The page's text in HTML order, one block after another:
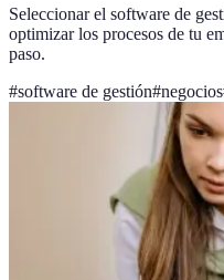
Seleccionar el software de
optimizar los procesos de tu
paso.
#software de gestión#negocios